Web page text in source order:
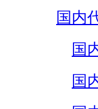
国内
国
国